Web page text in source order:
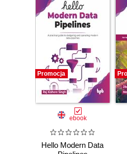
Promocja
ebook
Hello Modern Data